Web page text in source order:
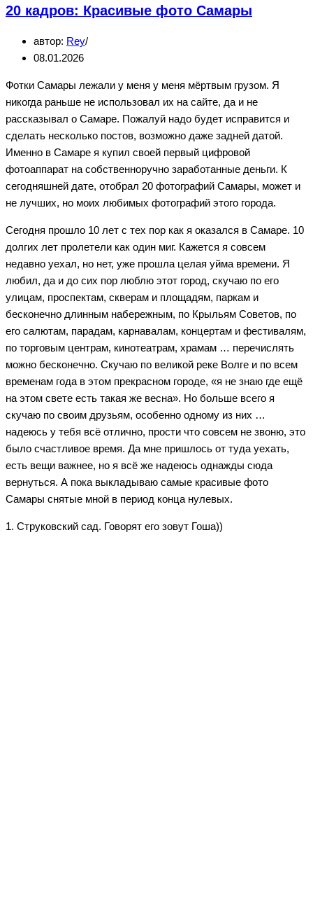
Красивые
Кавказа
20 кадров: Красивые фото Самары
автор: Rey
08.01.2026
Фотки Самары лежали у меня у меня мёртвым грузом. Я
никогда раньше не использовал их на сайте, да и не
рассказывал о Самаре. Пожалуй надо будет исправится и
сделать несколько постов, возможно даже задней датой.
Именно в Самаре я купил своей первый цифровой
фотоаппарат на собственноручно заработанные деньги. К
сегодняшней дате, отобрал 20 фотографий Самары, может и
не лучших, но моих любимых фотографий этого города.
Сегодня прошло 10 лет с тех пор как я оказался в Самаре. 10
долгих лет пролетели как один миг. Кажется я совсем
недавно уехал, но нет, уже прошла целая уйма времени. Я
любил, да и до сих пор люблю этот город, скучаю по его
улицам, проспектам, скверам и площадям, паркам и
бесконечно длинным набережным, по Крыльям Советов, по
его салютам, парадам, карнавалам, концертам и фестивалям,
по торговым центрам, кинотеатрам, храмам … перечислять
можно бесконечно. Скучаю по великой реке Волге и по всем
временам года в этом прекрасном городе, «я не знаю где ещё
на этом свете есть такая же весна». Но больше всего я
скучаю по своим друзьям, особенно одному из них …
надеюсь у тебя всё отлично, прости что совсем не звоню, это
было счастливое время. Да мне пришлось от туда уехать,
есть вещи важнее, но я всё же надеюсь однажды сюда
вернуться. А пока выкладываю самые красивые фото
Самары снятые мной в период конца нулевых.
1. Струковский сад. Говорят его зовут Гоша))